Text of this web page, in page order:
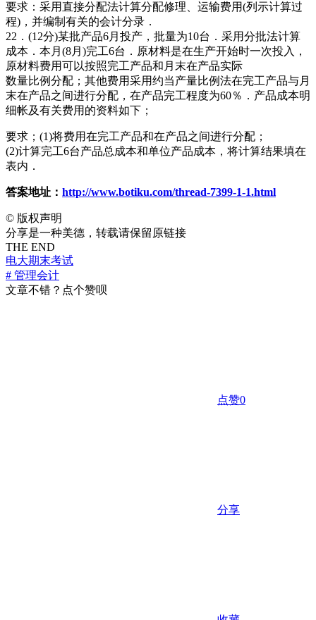
要求：采用直接分配法计算分配修理、运输费用(列示计算过
程)，并编制有关的会计分录．
22．(12分)某批产品6月投产，批量为10台．采用分批法计算
成本．本月(8月)完工6台．原材料是在生产开始时一次投入，
原材料费用可以按照完工产品和月末在产品实际
数量比例分配；其他费用采用约当产量比例法在完工产品与月
末在产品之间进行分配，在产品完工程度为60％．产品成本明
细帐及有关费用的资料如下；
要求；(1)将费用在完工产品和在产品之间进行分配；
(2)计算完工6台产品总成本和单位产品成本，将计算结果填在
表内．
答案地址： http://www.botiku.com/thread-7399-1-1.html
© 版权声明
分享是一种美德，转载请保留原链接
THE END
电大期末考试
# 管理会计
文章不错？点个赞呗
点赞0
分享